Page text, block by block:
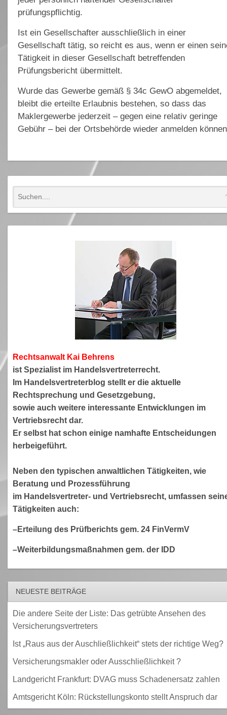
prüfungspflichtig.
Ist ein Gesellschafter ausschließlich in einer
Gesellschaft tätig, so reicht es aus, wenn er einen
Tätigkeit in dieser Gesellschaft betreffenden
Prüfungsbericht übermittelt.
Wurde das Gewerbe gemäß § 34c GewO abgemeldet,
bleibt die erteilte Erlaubnis bestehen, so dass das
Maklergewerbe jederzeit – gegen eine relativ geringe
Gebühr – bei der Ortsbehörde wieder anmelden
Rechtsanwalt Kai Behrens
ist Spezialist im Handelsvertreterrecht.
Im Handelsvertreterblog stellt er die aktuelle
Rechtsprechung und Gesetzgebung,
sowie auch weitere interessante Entwicklungen im
Vertriebsrecht dar.
Er selbst hat schon einige namhafte Entscheidungen
herbeigeführt.
Neben den typischen anwaltlichen Tätigkeiten, wie
Beratung und Prozessführung
im Handelsvertreter- und Vertriebsrecht, umfassen
Tätigkeiten auch:
–Erteilung des Prüfberichts gem. 24 FinVermV
–Weiterbildungsmaßnahmen gem. der IDD
NEUESTE BEITRÄGE
Die andere Seite der Liste: Das getrübte Ansehen des
Versicherungsvertreters
Ist „Raus aus der Auschließlichkeit“ stets der richtige Weg?
Versicherungsmakler oder Ausschließlichkeit ?
Landgericht Frankfurt: DVAG muss Schadenersatz zahlen
Amtsgericht Köln: Rückstellungskonto stellt Anspruch dar